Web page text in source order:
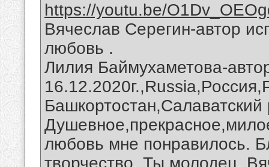
https://youtu.be/
Вячеслав Серегин-автор
любовь .
Лилия Баймухаметова-
любовь мне понравилось.